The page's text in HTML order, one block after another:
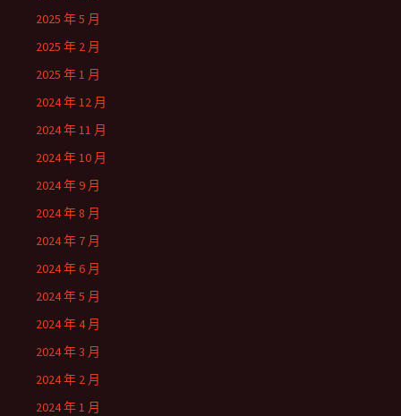
2025 年 5 月
2025 年 2 月
2025 年 1 月
2024 年 12 月
2024 年 11 月
2024 年 10 月
2024 年 9 月
2024 年 8 月
2024 年 7 月
2024 年 6 月
2024 年 5 月
2024 年 4 月
2024 年 3 月
2024 年 2 月
2024 年 1 月